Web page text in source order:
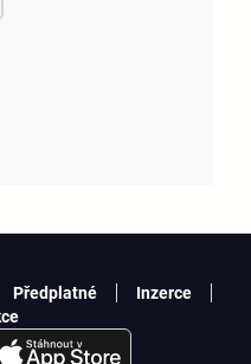
Předplatné
Inzerce